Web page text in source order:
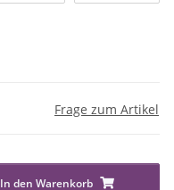
Frage zum Artikel
In den Warenkorb